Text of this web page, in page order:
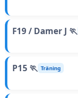
F19 / Damer J 🏃
P15 🏃 Träning